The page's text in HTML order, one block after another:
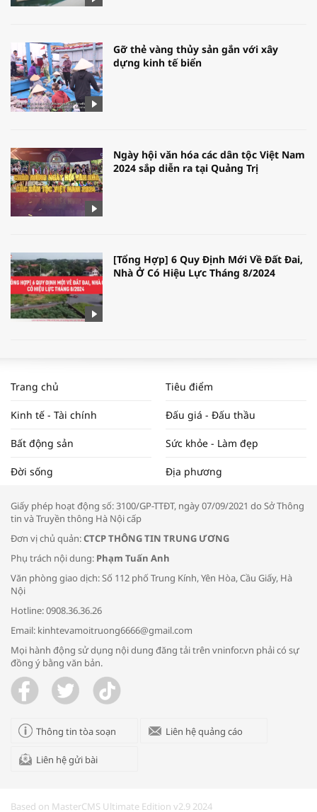
Gỡ thẻ vàng thủy sản gắn với xây
dựng kinh tế biển
Ngày hội văn hóa các dân tộc Việt Nam
2024 sắp diễn ra tại Quảng Trị
[Tổng Hợp] 6 Quy Định Mới Về Đất Đai,
Nhà Ở Có Hiệu Lực Tháng 8/2024
NAM NĂM 2024 VÀ NĂM 2025 | NHỊP
ĐẬP THỊ TRƯỜNG #62
Tọa đàm “Xúc tiến thương mại: Khơi
Bác sĩ tư vấn cách phòng tránh bệnh
đường hô hấp trong thời tiết giao mùa
Trao yêu thương cho em
Trang chủ Tiêu điểm
Kinh tế - Tài chính Đấu giá - Đấu thầu
Bất động sản Sức khỏe - Làm đẹp
Đời sống Địa phương
Giấy phép hoạt động số: 3100/GP-TTĐT, ngày 07/09/2021 do Sở Thông
tin và Truyền thông Hà Nội cấp
Đơn vị chủ quản:CTCP THÔNG TIN TRUNG ƯƠNG
Phụ trách nội dung: Phạm Tuấn Anh
Văn phòng giao dịch: Số 112 phố Trung Kính, Yên Hòa, Cầu Giấy, Hà
Nội
Hotline: 0908.36.36.26
Email: kinhtevamoitruong6666@gmail.com
Mọi hành động sử dụng nội dung đăng tải trên vninfor.vn phải có sự
đồng ý bằng văn bản.
Thông tin tòa soạn Liên hệ quảng cáo
Liên hệ gửi bài
Based on MasterCMS Ultimate Edition v2.9 2024